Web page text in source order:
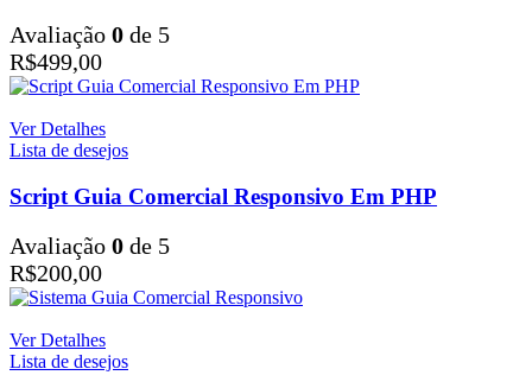
Avaliação 0 de 5
R$499,00
Ver Detalhes
Lista de desejos
Script Guia Comercial Responsivo Em PHP
Avaliação 0 de 5
R$200,00
Ver Detalhes
Lista de desejos